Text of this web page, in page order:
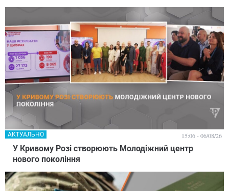
У Кривому Розі створюють Молодіжний центр
нового покоління
АКТУАЛЬНО 15:06 - 06/08/26